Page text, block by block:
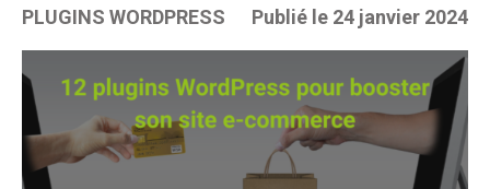
PLUGINS WORDPRESS Publié le 24 janvier 2024